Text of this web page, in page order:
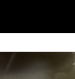
A
I
N